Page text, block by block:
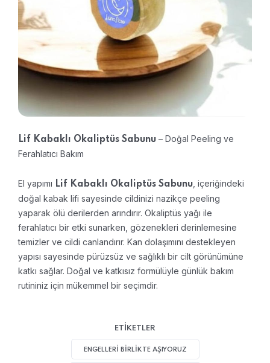
Lif Kabaklı Okaliptüs Sabunu – Doğal Peeling ve
Ferahlatıcı Bakım
El yapımı Lif Kabaklı Okaliptüs Sabunu , içeriğindeki
doğal kabak lifi sayesinde cildinizi nazikçe peeling
yaparak ölü derilerden arındırır. Okaliptüs yağı ile
ferahlatıcı bir etki sunarken, gözenekleri derinlemesine
temizler ve cildi canlandırır. Kan dolaşımını destekleyen
yapısı sayesinde pürüzsüz ve sağlıklı bir cilt görünümüne
katkı sağlar. Doğal ve katkısız formülüyle günlük bakım
rutininiz için mükemmel bir seçimdir.
ETIKETLER
ENGELLERI BIRLIKTE AŞIYORUZ